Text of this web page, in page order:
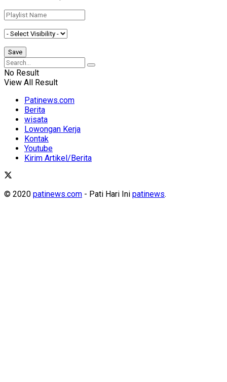
No Result
View All Result
Patinews.com
Berita
wisata
Lowongan Kerja
Kontak
Youtube
Kirim Artikel/Berita
© 2020 patinews.com - Pati Hari Ini patinews.